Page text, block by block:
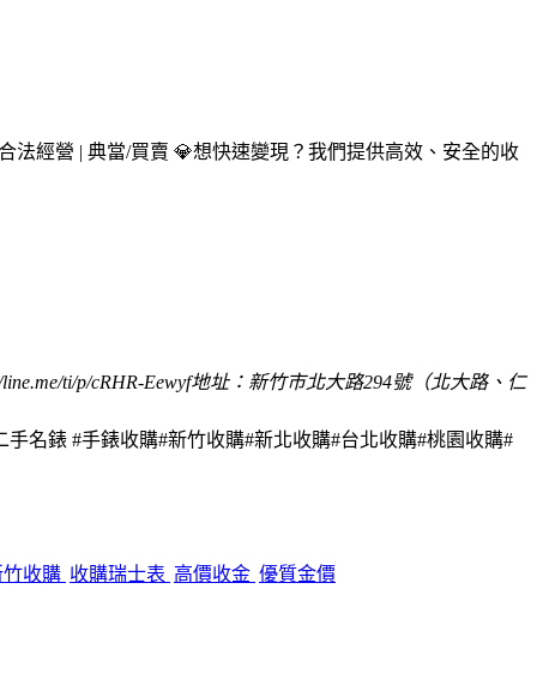
法經營 | 典當/買賣 💎想快速變現？我們提供高效、安全的收
ti/p/cRHR-Eewyf地址：新竹市北大路294號（北大路、仁
名錶 #手錶收購#新竹收購#新北收購#台北收購#桃園收購#
竹收購 收購瑞士表 高價收金 優質金價